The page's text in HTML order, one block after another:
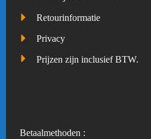
Retourinformatie
Privacy
Prijzen zijn inclusief BTW.
Betaalmethoden :